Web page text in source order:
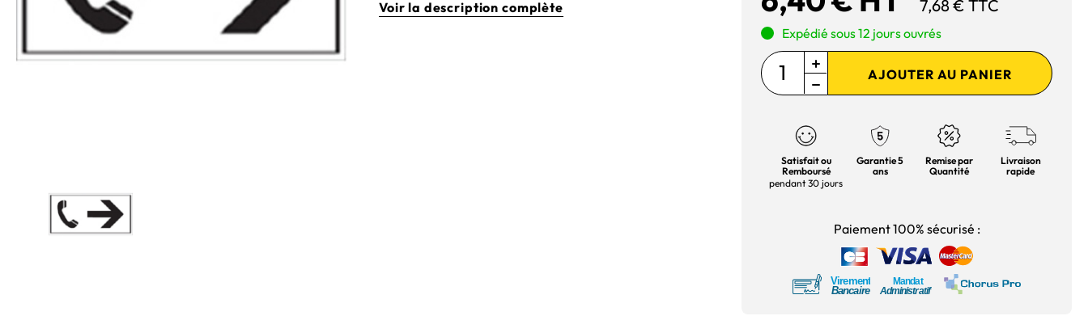
Voir la description complète
7,68 € TTC
Expédié sous 12 jours ouvrés
AJOUTER AU PANIER
Satisfait ou
Remboursé
pendant 30 jours
Garantie 5
ans
Remise par
Quantité
Livraison
rapide
Paiement 100% sécurisé :